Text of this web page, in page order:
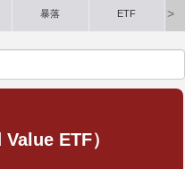
暴落 ETF
ETF）